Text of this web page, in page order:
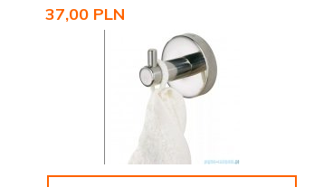
37,00 PLN